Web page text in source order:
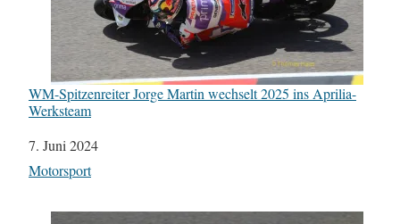
WM-Spitzenreiter Jorge Martin wechselt 2025 ins Aprilia-
Werksteam
Datum
7. Juni 2024
In Bezug auf
Motorsport